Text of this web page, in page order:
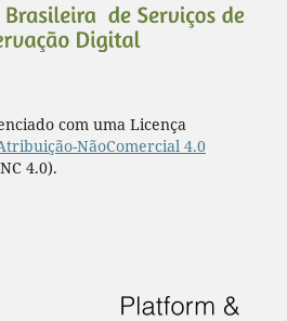
com uma Licença
NãoComercial 4.0
4.0).